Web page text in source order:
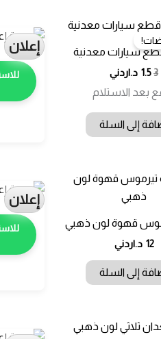
سيارات معدنية
3السعر
هو:
1.5السعر
هو:
د.اردني
بعد الاستلام
إلى السلة
إعلان
قهوة لون ذهبي
12 د.اردني
إلى السلة
إعلان